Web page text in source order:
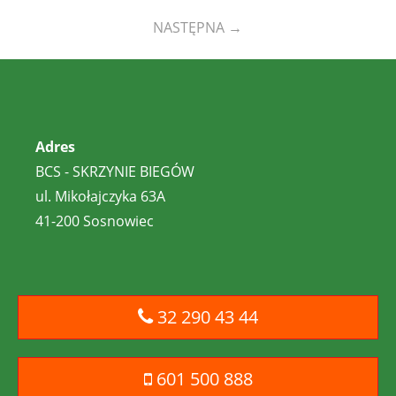
NASTĘPNA →
Adres
BCS - SKRZYNIE BIEGÓW
ul. Mikołajczyka 63A
41-200 Sosnowiec
32 290 43 44
601 500 888